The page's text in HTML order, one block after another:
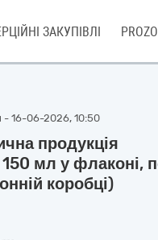
ЗАКУПІВЛІ
- 16-06-2026, 10:50
продукція
мл у флаконі,
коробці)